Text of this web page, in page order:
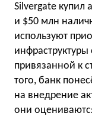
Silvergate купил
и $50 млн
используют
привязанной к
того, банк
на внедрение
они